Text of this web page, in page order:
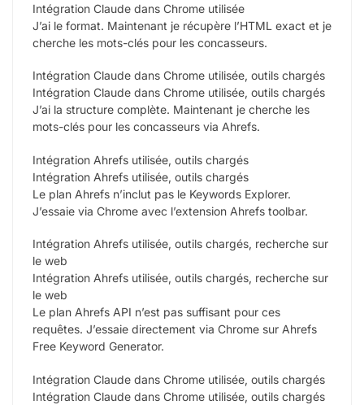
Intégration Claude dans Chrome utilisée
J’ai le format. Maintenant je récupère l’HTML exact et je
cherche les mots-clés pour les concasseurs.
Intégration Claude dans Chrome utilisée, outils chargés
Intégration Claude dans Chrome utilisée, outils chargés
J’ai la structure complète. Maintenant je cherche les
mots-clés pour les concasseurs via Ahrefs.
Intégration Ahrefs utilisée, outils chargés
Intégration Ahrefs utilisée, outils chargés
Le plan Ahrefs n’inclut pas le Keywords Explorer.
J’essaie via Chrome avec l’extension Ahrefs toolbar.
Intégration Ahrefs utilisée, outils chargés, recherche sur
le web
Intégration Ahrefs utilisée, outils chargés, recherche sur
le web
Le plan Ahrefs API n’est pas suffisant pour ces
requêtes. J’essaie directement via Chrome sur Ahrefs
Free Keyword Generator.
Intégration Claude dans Chrome utilisée, outils chargés
Intégration Claude dans Chrome utilisée, outils chargés